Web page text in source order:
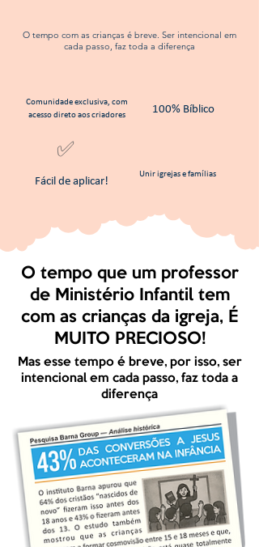
O tempo com as crianças é breve. Ser intencional em
cada passo, faz toda a diferença
Comunidade exclusiva, com
acesso direto aos criadores
100% Bíblico
✅
Fácil de aplicar!
Unir igrejas e famílias
O tempo que um professor
de Ministério Infantil tem
com as crianças da igreja, É
MUITO PRECIOSO!
Mas esse tempo é breve, por isso, ser
intencional em cada passo, faz toda a
diferença